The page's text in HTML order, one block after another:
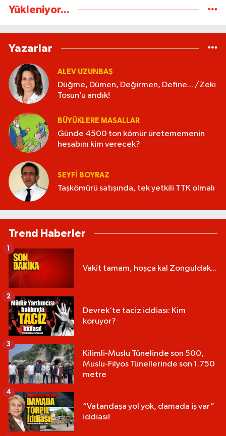
Yükleniyor...
Yazarlar
ALEV UZUNBAŞ
Düğme, Dümen, Değirmen, Define... /Zeki
Tosun’u andık!
BÜYÜKLERE MASALLAR
Günde 4500 ton kömür üretememenin
hesabını kim verecek?
SEYFI BOYRAZ
Taşkömürü satışında, tek yetkili TTK olmalı
Trend Haberler
Vakit tamam, hoşça kal Zonguldak...
1
Devrek’te taciz iddiası: Kim
koruyor?
2
Kilimli-Muslu Tünelinde son 500,
Muslu-Filyos Tünellerinde son 1.750
metre
3
“Vatandaşa yol yok, damada iş var”
iddiası!
4